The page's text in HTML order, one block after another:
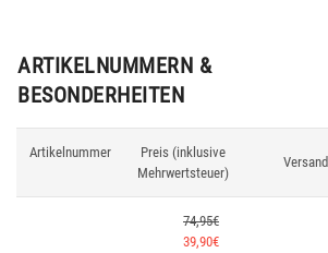
ARTIKELNUMMERN &
BESONDERHEITEN
Artikelnummer
Preis (inklusive
Mehrwertsteuer)
Versand
74,95€
39,90€